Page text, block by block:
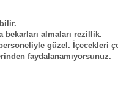
bekarları almaları rezillik.
güzel. İçecekleri
faydalanamıyorsunuz.